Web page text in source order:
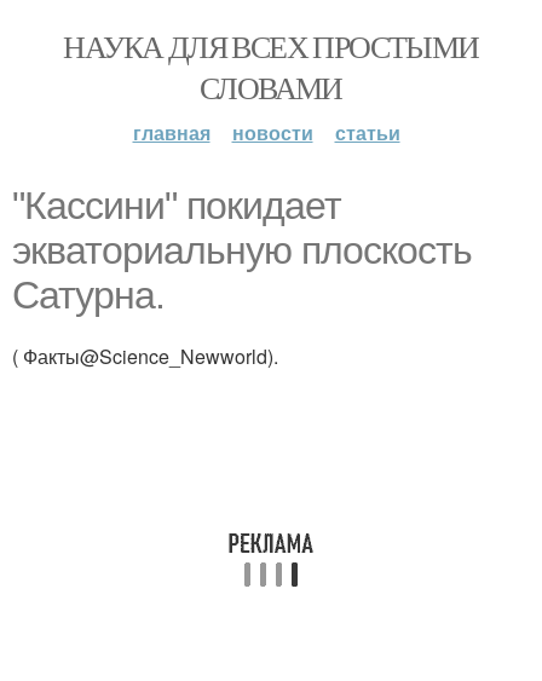
НАУКА ДЛЯ ВСЕХ ПРОСТЫМИ
СЛОВАМИ
главная новости статьи
"Кассини" покидает
экваториальную плоскость
Сатурна.
( Факты@Science_Newworld).